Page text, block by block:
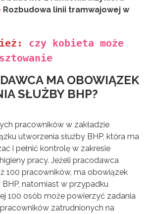
Rozbudowa linii tramwajowej w
czy kobieta może
MA OBOWIĄZEK
SŁUŻBY BHP?
pracowników w zakładzie
utworzenia służby BHP, która ma
i pełnić kontrolę w zakresie
pracy. Jeżeli pracodawca
100 pracowników, ma obowiązek
BHP, natomiast w przypadku
100 osób może powierzyć zadania
zatrudnionych na